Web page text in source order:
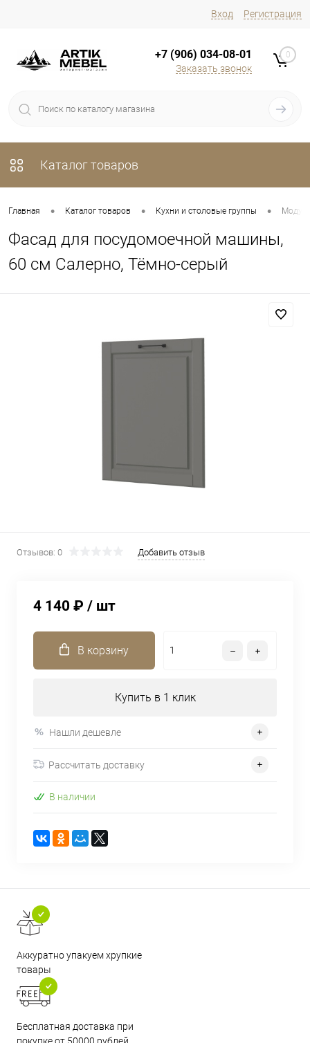
Вход Регистрация
+7 (906) 034-08-01
Заказать звонок
0
Каталог товаров
Главная • Каталог товаров • Кухни и столовые группы •
Фасад для посудомоечной машины,
60 см Салерно, Тёмно-серый
Отзывов: 0 Добавить отзыв
4 140 ₽ / шт
В корзину
Купить в 1 клик
Нашли дешевле
Рассчитать доставку
В наличии
Аккуратно упакуем хрупкие
товары
Бесплатная доставка при